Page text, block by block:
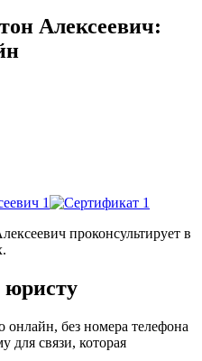
Алексеевич:
проконсультирует в
юристу
онлайн, без номера телефона
для связи, которая